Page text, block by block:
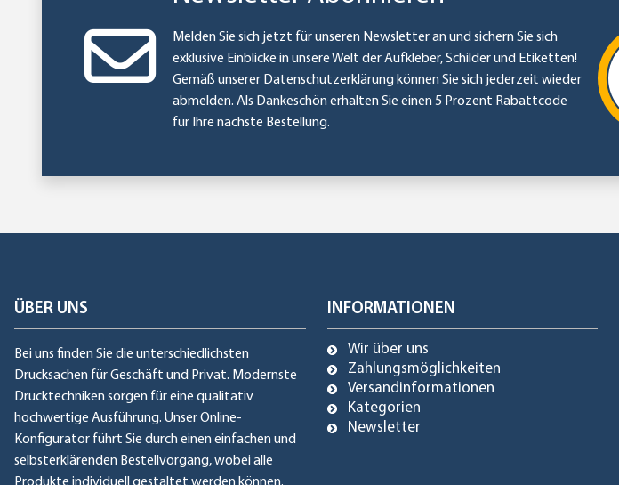
Melden Sie sich jetzt für unseren Newsletter an und sichern Sie sich
exklusive Einblicke in unsere Welt der Aufkleber, Schilder und Etiketten!
Gemäß unserer Datenschutzerklärungkönnen Sie sich jederzeit wieder
abmelden. Als Dankeschön erhalten Sie einen 5 Prozent Rabattcode
für Ihre nächste Bestellung.
ÜBER UNS
Bei uns finden Sie die unterschiedlichsten
Drucksachen für Geschäft und Privat. Modernste
Drucktechniken sorgen für eine qualitativ
hochwertige Ausführung. Unser Online-
Konfigurator führt Sie durch einen einfachen und
selbsterklärenden Bestellvorgang, wobei alle
INFORMATIONEN
Wir über uns
Zahlungsmöglichkeiten
Versandinformationen
Kategorien
Newsletter